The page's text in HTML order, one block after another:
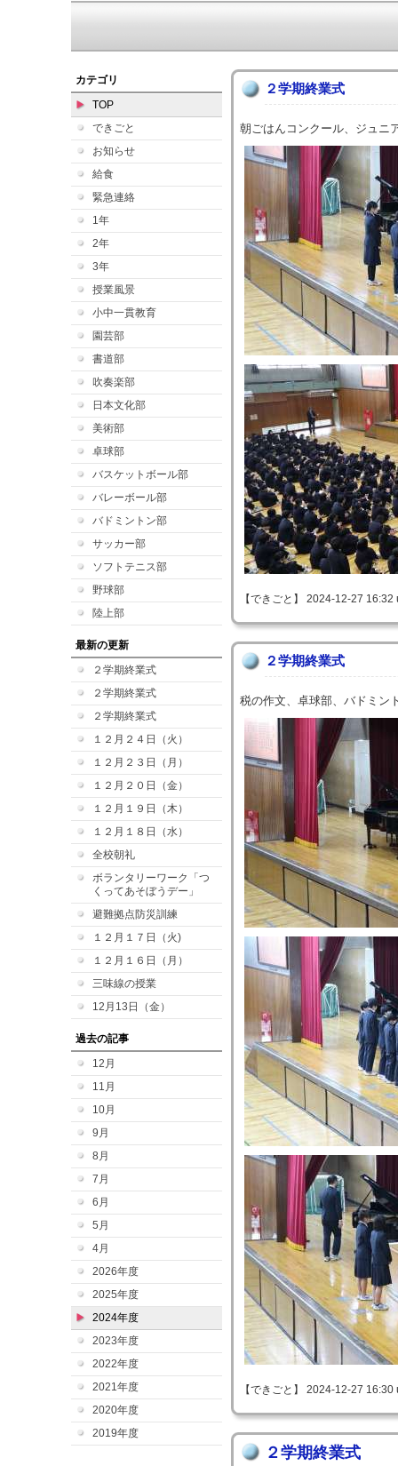
カテゴリ
TOP
できごと
お知らせ
給食
緊急連絡
1年
2年
3年
授業風景
小中一貫教育
園芸部
書道部
吹奏楽部
日本文化部
美術部
卓球部
バスケットボール部
バレーボール部
バドミントン部
サッカー部
ソフトテニス部
野球部
陸上部
最新の更新
２学期終業式
２学期終業式
２学期終業式
１２月２４日（火）
１２月２３日（月）
１２月２０日（金）
１２月１９日（木）
１２月１８日（水）
全校朝礼
ボランタリーワーク「つ
くってあそぼうデー」
避難拠点防災訓練
１２月１７日（火)
１２月１６日（月）
三味線の授業
12月13日（金）
過去の記事
12月
11月
10月
9月
8月
7月
6月
5月
4月
2026年度
2025年度
2024年度
2023年度
2022年度
2021年度
2020年度
2019年度
２学期終業式
朝ごはんコンクール、ジュニ
【できごと】 2024-12-27
２学期終業式
税の作文、卓球部、バドミン
【できごと】 2024-12-27
２学期終業式